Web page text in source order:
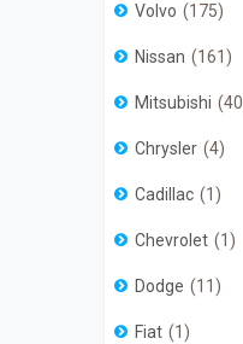
Volvo 175
Nissan 161
Mitsubishi 40
Chrysler 4
Cadillac 1
Chevrolet 1
Dodge 11
Fiat 1